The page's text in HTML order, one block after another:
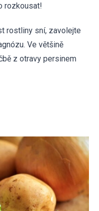
rozkousat!
rostliny sní, zavolejte
Ve většině
z otravy persinem